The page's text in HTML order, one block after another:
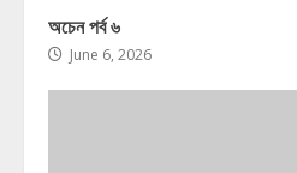
অচেন পর্ব ৬
June 6, 2026